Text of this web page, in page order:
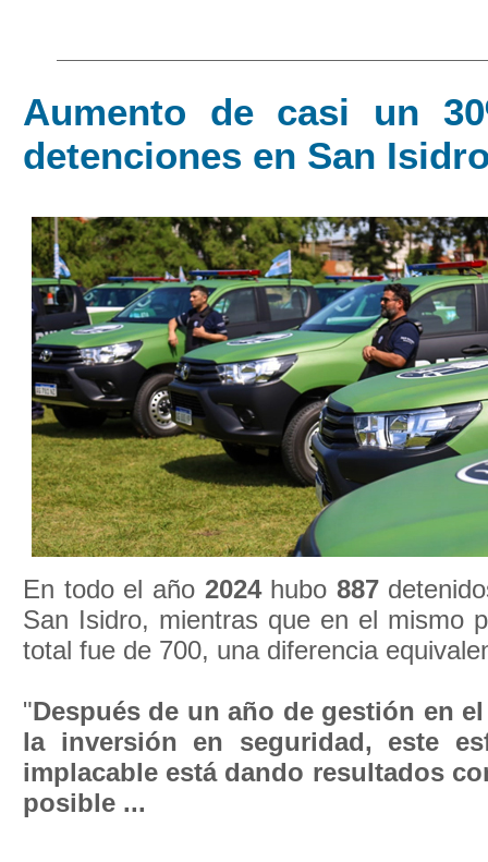
Aumento de casi un
detenciones en San
En todo el año 2024hubo 887
San Isidro, mientras que en el mismo
total fue de 700, una diferencia
"Después de un año de gestión en
la inversión en seguridad, este
implacable está dando resultados
posible ...